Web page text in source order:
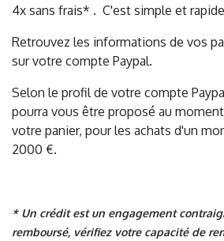
4x sans frais* . C'est simple et
Retrouvez les informations de vos
sur votre compte Paypal.
Selon le profil de votre compte
pourra vous être proposé au
votre panier, pour les achats d'un
2000 €.
* Un crédit est un engagement
remboursé, vérifiez votre capacité de